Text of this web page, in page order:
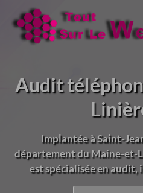
Audit
Implantée à Saint-
département du Maine-et-
est spécialisée en